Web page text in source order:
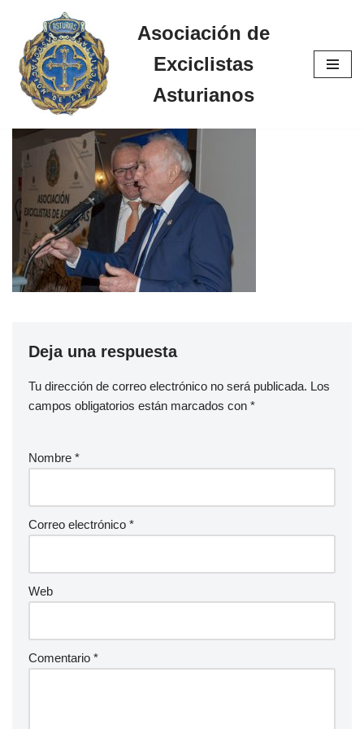
Saltar
al
contenido
Asociación de
Exciclistas
Asturianos
Deja una respuesta
Tu dirección de correo electrónico no será publicada. Los
campos obligatorios están marcados con *
Nombre *
Correo electrónico *
Web
Comentario *